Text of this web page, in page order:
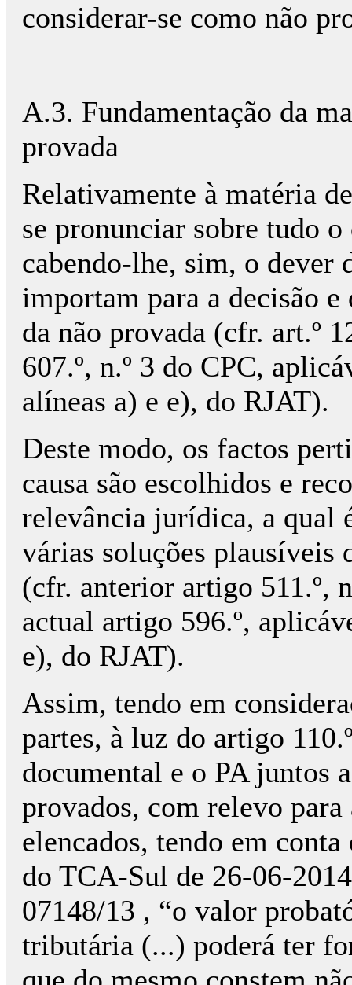
considerar-se como não
A.3. Fundamentação da
provada
Relativamente à matéria
se pronunciar sobre tudo
cabendo-lhe, sim, o dever
importam para a decisão
da não provada (cfr. art.º
607.º, n.º 3 do CPC,
alíneas a) e e), do RJAT).
Deste modo, os factos
causa são escolhidos e
relevância jurídica, a qual
várias soluções plausíveis
(cfr. anterior artigo 511.º,
actual artigo 596.º,
e), do RJAT).
Assim, tendo em
partes, à luz do artigo
documental e o PA juntos
provados, com relevo
elencados, tendo em
do TCA-Sul de 26-06-
07148/13 , “o valor
tributária (...) poderá ter